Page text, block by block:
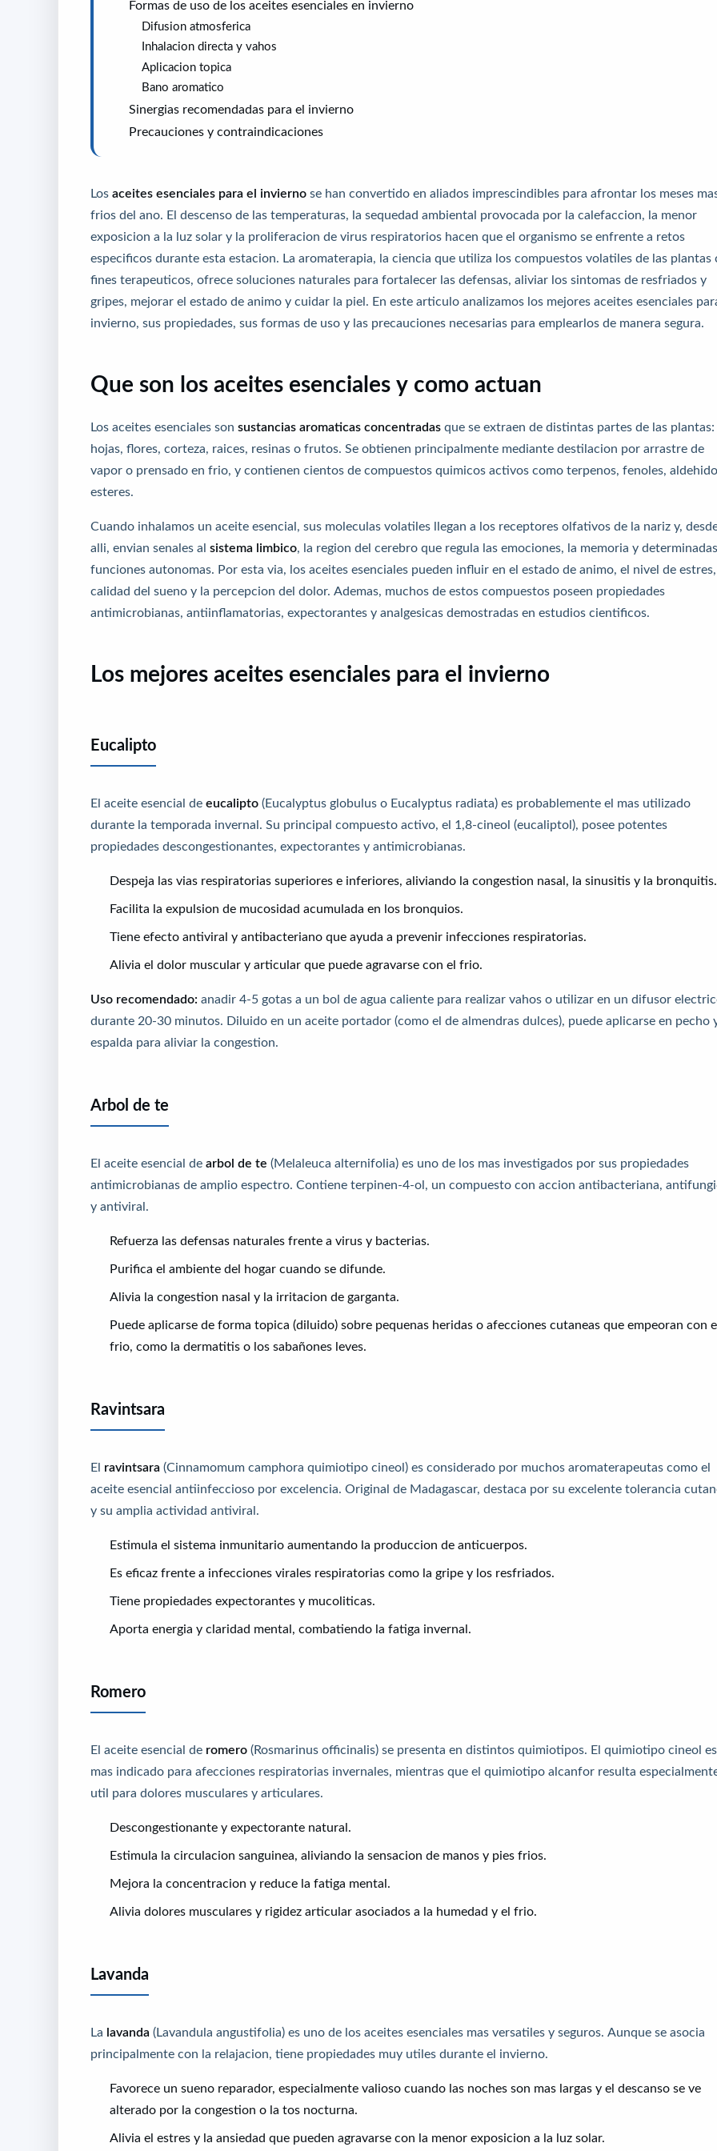
Formas de uso de los aceites esenciales en invierno
Difusion atmosferica
Inhalacion directa y vahos
Aplicacion topica
Bano aromatico
Sinergias recomendadas para el invierno
Precauciones y contraindicaciones
Los aceites esenciales para el invierno se han convertido en aliados imprescindibles para afrontar los meses
frios del ano. El descenso de las temperaturas, la sequedad ambiental provocada por la calefaccion, la menor
exposicion a la luz solar y la proliferacion de virus respiratorios hacen que el organismo se enfrente a retos
especificos durante esta estacion. La aromaterapia, la ciencia que utiliza los compuestos volatiles de las plantas
fines terapeuticos, ofrece soluciones naturales para fortalecer las defensas, aliviar los sintomas de resfriados y
gripes, mejorar el estado de animo y cuidar la piel. En este articulo analizamos los mejores aceites esenciales
invierno, sus propiedades, sus formas de uso y las precauciones necesarias para emplearlos de manera segura.
Que son los aceites esenciales y como actuan
Los aceites esenciales son sustancias aromaticas concentradas que se extraen de distintas partes de las plantas:
hojas, flores, corteza, raices, resinas o frutos. Se obtienen principalmente mediante destilacion por arrastre de
vapor o prensado en frio, y contienen cientos de compuestos quimicos activos como terpenos, fenoles,
esteres.
Cuando inhalamos un aceite esencial, sus moleculas volatiles llegan a los receptores olfativos de la nariz y,
alli, envian senales al sistema limbico, la region del cerebro que regula las emociones, la memoria y determinadas
funciones autonomas. Por esta via, los aceites esenciales pueden influir en el estado de animo, el nivel de
calidad del sueno y la percepcion del dolor. Ademas, muchos de estos compuestos poseen propiedades
antimicrobianas, antiinflamatorias, expectorantes y analgesicas demostradas en estudios cientificos.
Los mejores aceites esenciales para el invierno
Eucalipto
El aceite esencial de eucalipto (Eucalyptus globulus o Eucalyptus radiata) es probablemente el mas utilizado
durante la temporada invernal. Su principal compuesto activo, el 1,8-cineol (eucaliptol), posee potentes
propiedades descongestionantes, expectorantes y antimicrobianas.
Despeja las vias respiratorias superiores e inferiores, aliviando la congestion nasal, la sinusitis y la bronquitis.
Facilita la expulsion de mucosidad acumulada en los bronquios.
Tiene efecto antiviral y antibacteriano que ayuda a prevenir infecciones respiratorias.
Alivia el dolor muscular y articular que puede agravarse con el frio.
Uso recomendado: anadir 4-5 gotas a un bol de agua caliente para realizar vahos o utilizar en un difusor
durante 20-30 minutos. Diluido en un aceite portador (como el de almendras dulces), puede aplicarse en pecho
espalda para aliviar la congestion.
Arbol de te
El aceite esencial de arbol de te (Melaleuca alternifolia) es uno de los mas investigados por sus propiedades
antimicrobianas de amplio espectro. Contiene terpinen-4-ol, un compuesto con accion antibacteriana,
y antiviral.
Refuerza las defensas naturales frente a virus y bacterias.
Purifica el ambiente del hogar cuando se difunde.
Alivia la congestion nasal y la irritacion de garganta.
Puede aplicarse de forma topica (diluido) sobre pequenas heridas o afecciones cutaneas que empeoran con
frio, como la dermatitis o los sabañones leves.
Ravintsara
El ravintsara (Cinnamomum camphora quimiotipo cineol) es considerado por muchos aromaterapeutas como el
aceite esencial antiinfeccioso por excelencia. Original de Madagascar, destaca por su excelente tolerancia
y su amplia actividad antiviral.
Estimula el sistema inmunitario aumentando la produccion de anticuerpos.
Es eficaz frente a infecciones virales respiratorias como la gripe y los resfriados.
Tiene propiedades expectorantes y mucoliticas.
Aporta energia y claridad mental, combatiendo la fatiga invernal.
Romero
El aceite esencial de romero (Rosmarinus officinalis) se presenta en distintos quimiotipos. El quimiotipo cineol
mas indicado para afecciones respiratorias invernales, mientras que el quimiotipo alcanfor resulta
util para dolores musculares y articulares.
Descongestionante y expectorante natural.
Estimula la circulacion sanguinea, aliviando la sensacion de manos y pies frios.
Mejora la concentracion y reduce la fatiga mental.
Alivia dolores musculares y rigidez articular asociados a la humedad y el frio.
Lavanda
La lavanda (Lavandula angustifolia) es uno de los aceites esenciales mas versatiles y seguros. Aunque se asocia
principalmente con la relajacion, tiene propiedades muy utiles durante el invierno.
Favorece un sueno reparador, especialmente valioso cuando las noches son mas largas y el descanso se ve
alterado por la congestion o la tos nocturna.
Alivia el estres y la ansiedad que pueden agravarse con la menor exposicion a la luz solar.